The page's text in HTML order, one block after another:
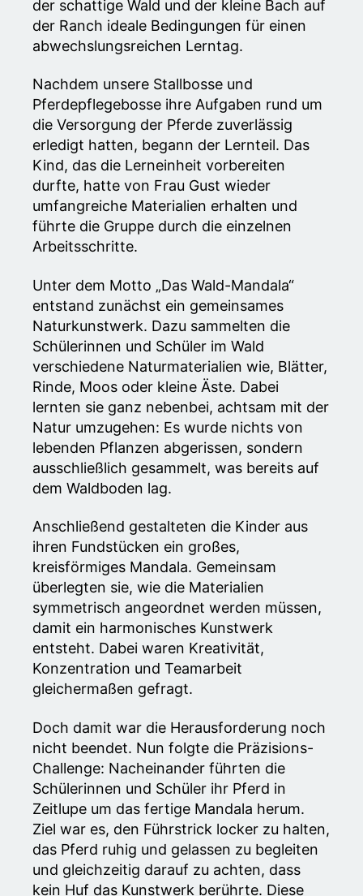
der schattige Wald und der kleine Bach auf
der Ranch ideale Bedingungen für einen
abwechslungsreichen Lerntag.
Nachdem unsere Stallbosse und
Pferdepflegebosse ihre Aufgaben rund um
die Versorgung der Pferde zuverlässig
erledigt hatten, begann der Lernteil. Das
Kind, das die Lerneinheit vorbereiten
durfte, hatte von Frau Gust wieder
umfangreiche Materialien erhalten und
führte die Gruppe durch die einzelnen
Arbeitsschritte.
Unter dem Motto „Das Wald-Mandala“
entstand zunächst ein gemeinsames
Naturkunstwerk. Dazu sammelten die
Schülerinnen und Schüler im Wald
verschiedene Naturmaterialien wie, Blätter,
Rinde, Moos oder kleine Äste. Dabei
lernten sie ganz nebenbei, achtsam mit der
Natur umzugehen: Es wurde nichts von
lebenden Pflanzen abgerissen, sondern
ausschließlich gesammelt, was bereits auf
dem Waldboden lag.
Anschließend gestalteten die Kinder aus
ihren Fundstücken ein großes,
kreisförmiges Mandala. Gemeinsam
überlegten sie, wie die Materialien
symmetrisch angeordnet werden müssen,
damit ein harmonisches Kunstwerk
entsteht. Dabei waren Kreativität,
Konzentration und Teamarbeit
gleichermaßen gefragt.
Doch damit war die Herausforderung noch
nicht beendet. Nun folgte die Präzisions-
Challenge: Nacheinander führten die
Schülerinnen und Schüler ihr Pferd in
Zeitlupe um das fertige Mandala herum.
Ziel war es, den Führstrick locker zu halten,
das Pferd ruhig und gelassen zu begleiten
und gleichzeitig darauf zu achten, dass
kein Huf das Kunstwerk berührte. Diese